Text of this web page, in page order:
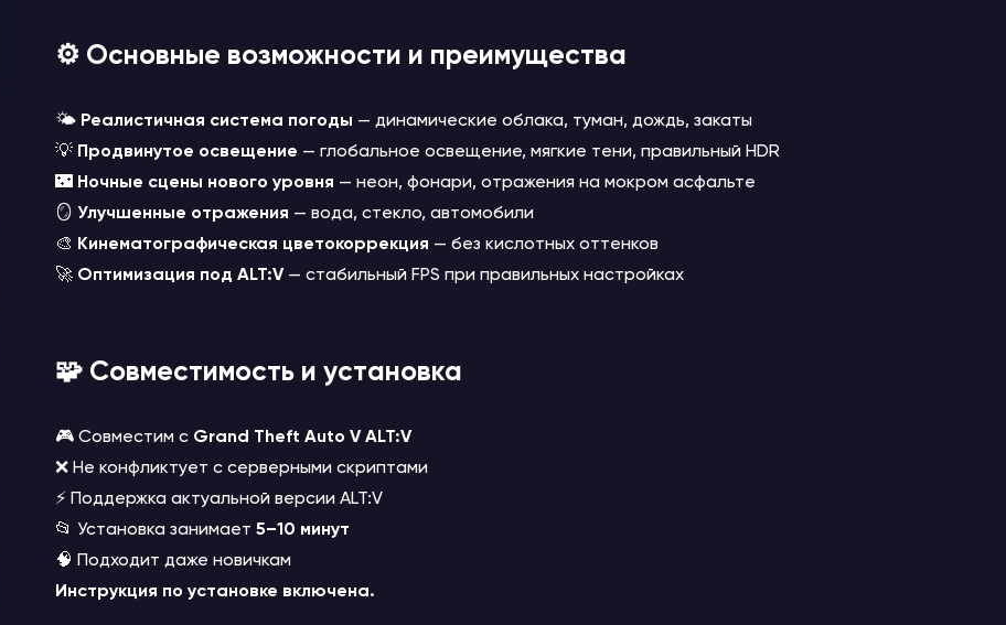
⚙️ Основные возможности и преимущества
🌤️ Реалистичная система погоды — динамические облака, туман, дождь, закаты
💡 Продвинутое освещение — глобальное освещение, мягкие тени, правильный HDR
🌃 Ночные сцены нового уровня — неон, фонари, отражения на мокром асфальте
🪞 Улучшенные отражения — вода, стекло, автомобили
🎨 Кинематографическая цветокоррекция — без кислотных оттенков
🚀 Оптимизация под ALT:V— стабильный FPS при правильных настройках
🧩 Совместимость и установка
🎮 Совместим с Grand Theft Auto VALT:V
❌ Не конфликтует с серверными скриптами
⚡ Поддержка актуальной версии ALT:V
📂 Установка занимает 5–10 минут
🧠 Подходит даже новичкам
Инструкция по установке включена.